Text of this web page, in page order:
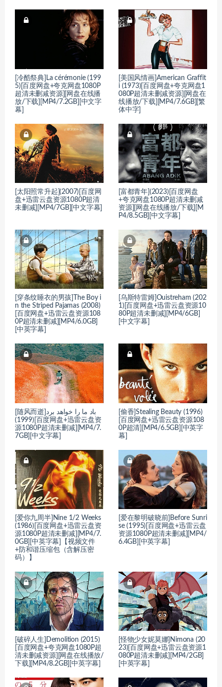
[冷酷祭典]La cérémonie (199
5)[百度网盘+夸克网盘1080P
超清未删减资源][网盘在线播
放/下载][MP4/7.2GB][中文字
幕]
[美国风情画]American Graffit
i (1973)[百度网盘+夸克网盘1
080P超清未删减资源][网盘在
线播放/下载][MP4/7.6GB][繁
体中字]
[太阳照常升起](2007)[百度网
盘+迅雷云盘资源1080P超清
未删减][MP4/7GB][中文字幕]
[富都青年](2023)[百度网盘
+夸克网盘1080P超清未删减
资源][网盘在线播放/下载][M
P4/8.5GB][中文字幕]
[穿条纹睡衣的男孩]The Boy i
n the Striped Pajamas (2008)
[百度网盘+迅雷云盘资源108
0P超清未删减][MP4/6.0GB]
[中英字幕]
[乌斯特雷姆]Ouistreham (202
1)[百度网盘+迅雷云盘资源10
80P超清未删减][MP4/6GB]
[中文字幕]
[随风而逝]باد ما را خواهد برد
(1999)[百度网盘+迅雷云盘资
源1080P超清未删减][MP4/7.
7GB][中文字幕]
[偷香]Stealing Beauty (1996)
[百度网盘+迅雷云盘资源108
0P超清][MP4/6.5GB][中英字
幕]
[爱你九周半]Nine 1/2 Weeks
(1986)[百度网盘+迅雷云盘资
源1080P超清未删减][MP4/7.
0GB][中英字幕]【视频文件
+防和谐压缩包（含解压密
码）】
[爱在黎明破晓前]Before Sunri
se (1995)[百度网盘+迅雷云盘
资源1080P超清未删减][MP4/
6.4GB][中英字幕]
[破碎人生]Demolition (2015)
[百度网盘+夸克网盘1080P超
清未删减资源][网盘在线播放/
下载][MP4/8.2GB][中英字幕]
[怪物少女妮莫娜]Nimona (20
23)[百度网盘+迅雷云盘资源1
080P超清未删减][MP4/2GB]
[中英字幕]